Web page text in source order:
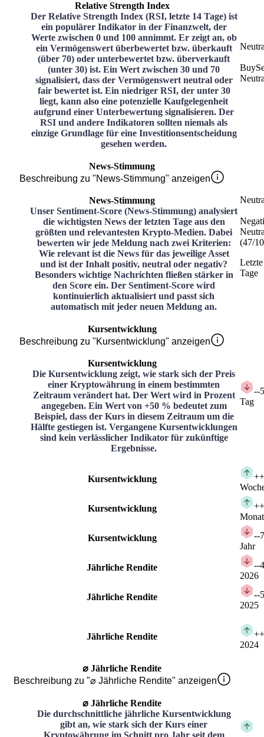
Relative Strength Index
Der Relative Strength Index (RSI, letzte 14 Tage) ist
ein populärer Indikator in der Finanzwelt, der
Werte zwischen 0 und 100 annimmt. Er zeigt an, ob
ein Vermögenswert überbewertet bzw. überkauft
(über 70) oder unterbewertet bzw. überverkauft
(unter 30) ist. Ein Wert zwischen 30 und 70
signalisiert, dass der Vermögenswert neutral oder
fair bewertet ist. Ein niedriger RSI, der unter 30
liegt, kann also eine potenzielle Kaufgelegenheit
aufgrund einer Unterbewertung signalisieren. Der
RSI und andere Indikatoren sollten niemals als
einzige Grundlage für eine Investitionsentscheidung
gesehen werden.
Buy
News-Stimmung
Beschreibung zu "News-Stimmung" anzeigen
News-Stimmung
Unser Sentiment-Score (News-Stimmung) analysiert
die wichtigsten News der letzten Tage aus den
größten und relevantesten Krypto-Medien. Dabei
bewerten wir jede Meldung nach zwei Kriterien:
Wie relevant ist die News für das jeweilige Asset
und ist der Inhalt positiv, neutral oder negativ?
Besonders wichtige Nachrichten fließen stärker in
den Score ein. Der Sentiment-Score wird
kontinuierlich aktualisiert und passt sich
automatisch mit jeder neuen Meldung an.
(47/
Tage
Kursentwicklung
Beschreibung zu "Kursentwicklung" anzeigen
Kursentwicklung
Die Kursentwicklung zeigt, wie stark sich der Preis
einer Kryptowährung in einem bestimmten
Zeitraum verändert hat. Der Wert wird in Prozent
angegeben. Ein Wert von +50 % bedeutet zum
Beispiel, dass der Kurs in diesem Zeitraum um die
Hälfte gestiegen ist. Vergangene Kursentwicklungen
sind kein verlässlicher Indikator für zukünftige
Ergebnisse.
--
Tag
Kursentwicklung +
Kursentwicklung +
Monat
Kursentwicklung --
Jahr
Jährliche Rendite --
2026
Jährliche Rendite --
2025
Jährliche Rendite +
2024
⌀ Jährliche Rendite
Beschreibung zu "⌀ Jährliche Rendite" anzeigen
⌀ Jährliche Rendite
Die durchschnittliche jährliche Kursentwicklung
gibt an, wie stark sich der Kurs einer